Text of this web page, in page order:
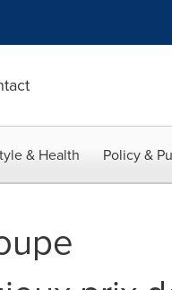
& Health Policy &